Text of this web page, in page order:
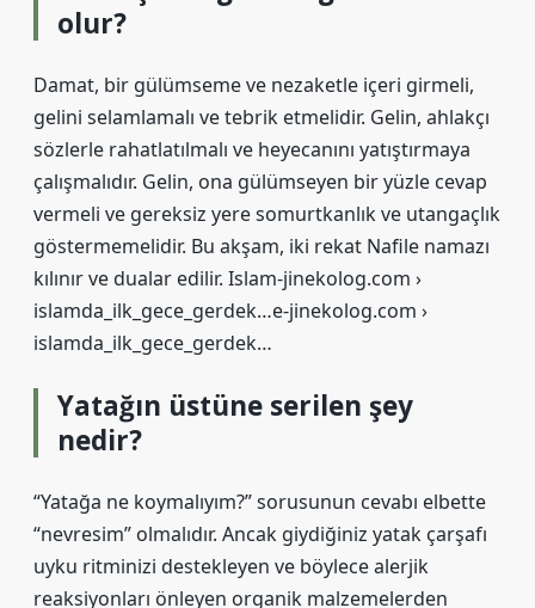
olur?
Damat, bir gülümseme ve nezaketle içeri girmeli,
gelini selamlamalı ve tebrik etmelidir. Gelin, ahlakçı
sözlerle rahatlatılmalı ve heyecanını yatıştırmaya
çalışmalıdır. Gelin, ona gülümseyen bir yüzle cevap
vermeli ve gereksiz yere somurtkanlık ve utangaçlık
göstermemelidir. Bu akşam, iki rekat Nafile namazı
kılınır ve dualar edilir. Islam-jinekolog.com ›
islamda_ilk_gece_gerdek…e-jinekolog.com ›
islamda_ilk_gece_gerdek…
Yatağın üstüne serilen şey
nedir?
“Yatağa ne koymalıyım?” sorusunun cevabı elbette
“nevresim” olmalıdır. Ancak giydiğiniz yatak çarşafı
uyku ritminizi destekleyen ve böylece alerjik
reaksiyonları önleyen organik malzemelerden